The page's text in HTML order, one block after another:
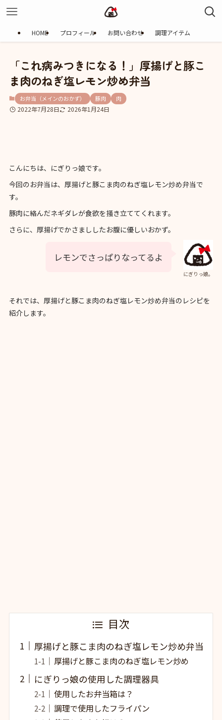
HOME プロフィール お問い合わせ 調理アイテム
「これ病みつきになる！」厚揚げと豚こ
ま肉のねぎ塩レモン炒め弁当
お弁当（メインのおかず） 豚肉 肉
2022年7月28日 2026年1月24日
こんにちは、にぎりっ娘です。
今回のお弁当は、厚揚げと豚こま肉のねぎ塩レモン炒め弁当で
す。
豚肉に絡んだネギダレが食欲を掻き立ててくれます。
さらに、厚揚げでかさまししたお腹に優しいおかず。
にぎりっ娘。
レモンでさっぱりなってるよ
それでは、厚揚げと豚こま肉のねぎ塩レモン炒め弁当のレシピを
紹介します。
目次
厚揚げと豚こま肉のねぎ塩レモン炒め弁当
厚揚げと豚こま肉のねぎ塩レモン炒め
にぎりっ娘の使用した調理器具
使用したお弁当箱は？
調理で使用したフライパン